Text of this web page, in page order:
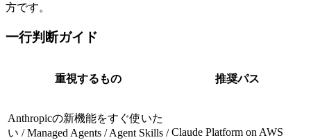
方です。
一行判断ガイド
重視するもの 推奨パス
Anthropicの新機能をすぐ使いた
い / Managed Agents / Agent Skills / Claude Platform on AWS